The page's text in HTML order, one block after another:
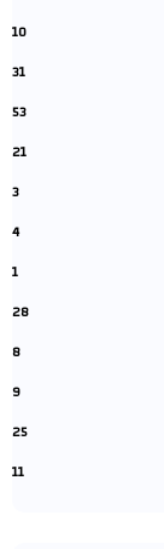
10
31
53
21
3
4
1
28
8
9
25
11